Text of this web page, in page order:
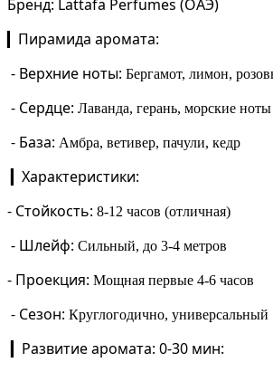
Бренд: Lattafa Perfumes (ОАЭ)
Пирамида аромата:
- Верхние ноты: Бергамот, лимон,
- Сердце: Лаванда, герань, морские ноты
- База: Амбра, ветивер, пачули, кедр
Характеристики:
- Стойкость: 8-12 часов (отличная)
- Шлейф: Сильный, до 3-4 метров
- Проекция: Мощная первые 4-6 часов
- Сезон: Круглогодично, универсальный
Развитие аромата: 0-30 мин: